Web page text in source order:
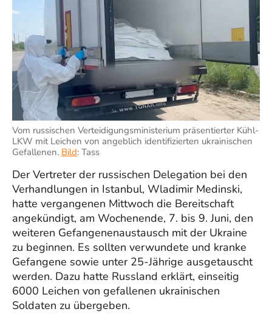
Vom russischen Verteidigungsministerium präsentierter Kühl-
LKW mit Leichen von angeblich identifizierten ukrainischen
Gefallenen. Bild: Tass
Der Vertreter der russischen Delegation bei den
Verhandlungen in Istanbul, Wladimir Medinski,
hatte vergangenen Mittwoch die Bereitschaft
angekündigt, am Wochenende, 7. bis 9. Juni, den
weiteren Gefangenenaustausch mit der Ukraine
zu beginnen. Es sollten verwundete und kranke
Gefangene sowie unter 25-Jährige ausgetauscht
werden. Dazu hatte Russland erklärt, einseitig
6000 Leichen von gefallenen ukrainischen
Soldaten zu übergeben.